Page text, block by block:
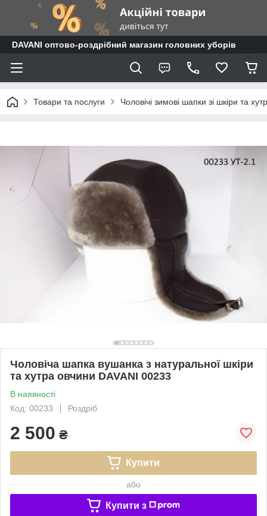
DAVANI оптово-роздрібний магазин головних уборів
Товари та послуги Чоловічі зимові шапки зі шкіри та
Чоловіча шапка вушанка з натуральної шкіри
та хутра овчини DAVANI 00233
В наявності
Код: 00233
Роздріб
2 500 ₴
Купити
або
Купити з